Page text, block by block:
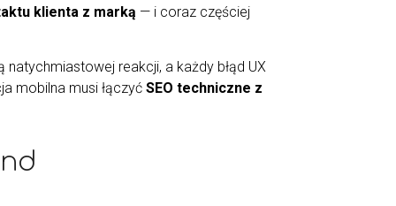
klienta z marką — i coraz częściej
natychmiastowej reakcji, a każdy błąd UX
mobilna musi łączyć SEO techniczne z